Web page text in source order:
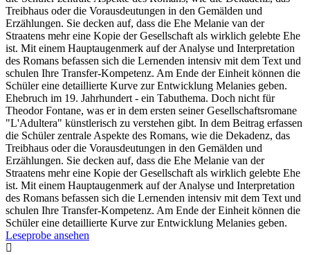
Treibhaus oder die Vorausdeutungen in den Gemälden und
Erzählungen. Sie decken auf, dass die Ehe Melanie van der
Straatens mehr eine Kopie der Gesellschaft als wirklich gelebte Ehe
ist. Mit einem Hauptaugenmerk auf der Analyse und Interpretation
des Romans befassen sich die Lernenden intensiv mit dem Text und
schulen Ihre Transfer-Kompetenz. Am Ende der Einheit können die
Schüler eine detaillierte Kurve zur Entwicklung Melanies geben.
Ehebruch im 19. Jahrhundert - ein Tabuthema. Doch nicht für
Theodor Fontane, was er in dem ersten seiner Gesellschaftsromane
"L'Adultera" künstlerisch zu verstehen gibt. In dem Beitrag erfassen
die Schüler zentrale Aspekte des Romans, wie die Dekadenz, das
Treibhaus oder die Vorausdeutungen in den Gemälden und
Erzählungen. Sie decken auf, dass die Ehe Melanie van der
Straatens mehr eine Kopie der Gesellschaft als wirklich gelebte Ehe
ist. Mit einem Hauptaugenmerk auf der Analyse und Interpretation
des Romans befassen sich die Lernenden intensiv mit dem Text und
schulen Ihre Transfer-Kompetenz. Am Ende der Einheit können die
Schüler eine detaillierte Kurve zur Entwicklung Melanies geben.
Leseprobe ansehen
